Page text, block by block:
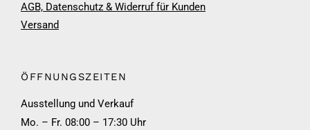
AGB, Datenschutz & Widerruf für Kunden
Versand
ÖFFNUNGSZEITEN
Ausstellung und Verkauf
Mo. – Fr. 08:00 – 17:30 Uhr